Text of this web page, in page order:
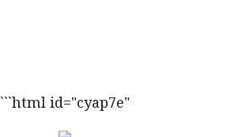
```html id="cyap7e"